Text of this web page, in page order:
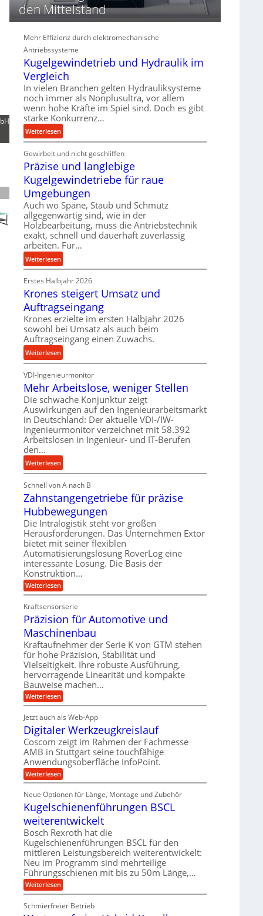
d
i
P
e
r
o
r
m
n
c
e
i
m
D
r
ü
c
k
p
r
o
z
e
s
s
den Mittelstand
Mehr Effizienz durch elektromechanische
Antriebssysteme
Kugelgewindetrieb und Hydraulik im
Vergleich
In vielen Branchen gelten Hydrauliksysteme
noch immer als Nonplusultra, vor allem
wenn hohe Kräfte im Spiel sind. Doch es gibt
starke Konkurrenz…
Weiterlesen:
K
u
g
l
g
e
w
i
n
d
e
t
r
i
e
b
u
n
d
H
y
d
r
a
u
l
i
k
i
V
e
r
g
l
e
i
c
h
Gewirbelt und nicht geschliffen
Präzise und langlebige
Kugelgewindetriebe für raue
Umgebungen
Auch wo Späne, Staub und Schmutz
allgegenwärtig sind, wie in der
Holzbearbeitung, muss die Antriebstechnik
exakt, schnell und dauerhaft zuverlässig
arbeiten. Für…
Weiterlesen:
P
r
ä
i
s
e
u
n
a
n
g
l
e
i
g
e
u
g
e
l
g
e
w
i
n
d
e
r
i
e
b
e
f
ü
r
r
a
u
e
U
m
g
e
b
n
g
e
n
Erstes Halbjahr 2026
Krones steigert Umsatz und
Auftragseingang
Krones erzielte im ersten Halbjahr 2026
sowohl bei Umsatz als auch beim
Auftragseingang einen Zuwachs.
Weiterlesen:
K
r
o
n
e
s
s
t
i
g
e
r
t
U
m
s
a
t
z
u
n
d
A
u
f
t
r
a
g
s
i
n
g
a
n
g
VDI-Ingenieurmonitor
Mehr Arbeitslose, weniger Stellen
Die schwache Konjunktur zeigt
Auswirkungen auf den Ingenieurarbeitsmarkt
in Deutschland: Der aktuelle VDI-/IW-
Ingenieurmonitor verzeichnet mit 58.392
Arbeitslosen in Ingenieur- und IT-Berufen
den…
Weiterlesen:
M
e
h
A
r
b
e
i
t
s
l
o
s
e
,
w
e
n
i
g
e
r
S
t
e
l
l
n
Schnell von A nach B
Zahnstangengetriebe für präzise
Hubbewegungen
Die Intralogistik steht vor großen
Herausforderungen. Das Unternehmen Extor
bietet mit seiner flexiblen
Automatisierungslösung RoverLog eine
interessante Lösung. Die Basis der
Konstruktion…
Weiterlesen:
Z
h
n
s
t
a
n
g
e
n
g
e
t
r
i
b
e
f
ü
r
p
r
z
i
e
H
u
b
b
e
w
e
g
n
Kraftsensorserie
Präzision für Automotive und
Maschinenbau
Kraftaufnehmer der Serie K von GTM stehen
für hohe Präzision, Stabilität und
Vielseitigkeit. Ihre robuste Ausführung,
hervorragende Linearität und kompakte
Bauweise machen…
Weiterlesen:
P
ä
z
i
s
i
o
n
f
ü
r
A
u
t
o
m
o
i
v
e
u
n
d
M
Jetzt auch als Web-App
Digitaler Werkzeugkreislauf
Coscom zeigt im Rahmen der Fachmesse
AMB in Stuttgart seine touchfähige
Anwendungsoberfläche InfoPoint.
Weiterlesen:
D
g
i
t
a
l
e
r
W
e
r
k
z
e
u
Neue Optionen für Länge, Montage und Zubehör
Kugelschienenführungen BSCL
weiterentwickelt
Bosch Rexroth hat die
Kugelschienenführungen BSCL für den
mittleren Leistungsbereich weiterentwickelt:
Neu im Programm sind mehrteilige
Führungsschienen mit bis zu 50m Länge,…
Weiterlesen:
K
g
Schmierfreier Betrieb